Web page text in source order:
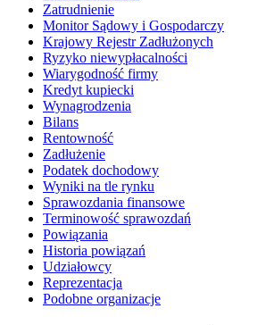
Zatrudnienie
Monitor Sądowy i Gospodarczy
Krajowy Rejestr Zadłużonych
Ryzyko niewypłacalności
Wiarygodność firmy
Kredyt kupiecki
Wynagrodzenia
Bilans
Rentowność
Zadłużenie
Podatek dochodowy
Wyniki na tle rynku
Sprawozdania finansowe
Terminowość sprawozdań
Powiązania
Historia powiązań
Udziałowcy
Reprezentacja
Podobne organizacje